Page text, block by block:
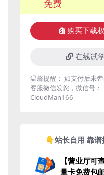
免费
购买下载
在线试
温馨提醒： 如支付后未
客服微信发您，微信号：
CloudMan166
👇站长自用 靠
【营业厅可
量卡免费包